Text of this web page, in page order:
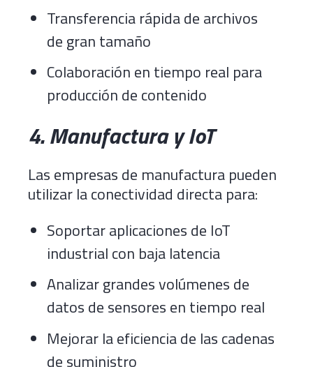
Transferencia rápida de archivos
de gran tamaño
Colaboración en tiempo real para
producción de contenido
4. Manufactura y IoT
Las empresas de manufactura pueden
utilizar la conectividad directa para:
Soportar aplicaciones de IoT
industrial con baja latencia
Analizar grandes volúmenes de
datos de sensores en tiempo real
Mejorar la eficiencia de las cadenas
de suministro